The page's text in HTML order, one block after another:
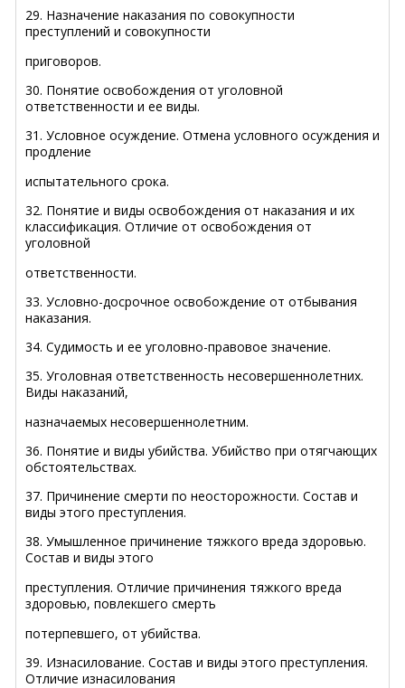
29. Назначение наказания по совокупности
преступлений и совокупности
приговоров.
30. Понятие освобождения от уголовной
ответственности и ее виды.
31. Условное осуждение. Отмена условного осуждения и
продление
испытательного срока.
32. Понятие и виды освобождения от наказания и их
классификация. Отличие от освобождения от
уголовной
ответственности.
33. Условно-досрочное освобождение от отбывания
наказания.
34. Судимость и ее уголовно-правовое значение.
35. Уголовная ответственность несовершеннолетних.
Виды наказаний,
назначаемых несовершеннолетним.
36. Понятие и виды убийства. Убийство при отягчающих
обстоятельствах.
37. Причинение смерти по неосторожности. Состав и
виды этого преступления.
38. Умышленное причинение тяжкого вреда здоровью.
Состав и виды этого
преступления. Отличие причинения тяжкого вреда
здоровью, повлекшего смерть
потерпевшего, от убийства.
39. Изнасилование. Состав и виды этого преступления.
Отличие изнасилования